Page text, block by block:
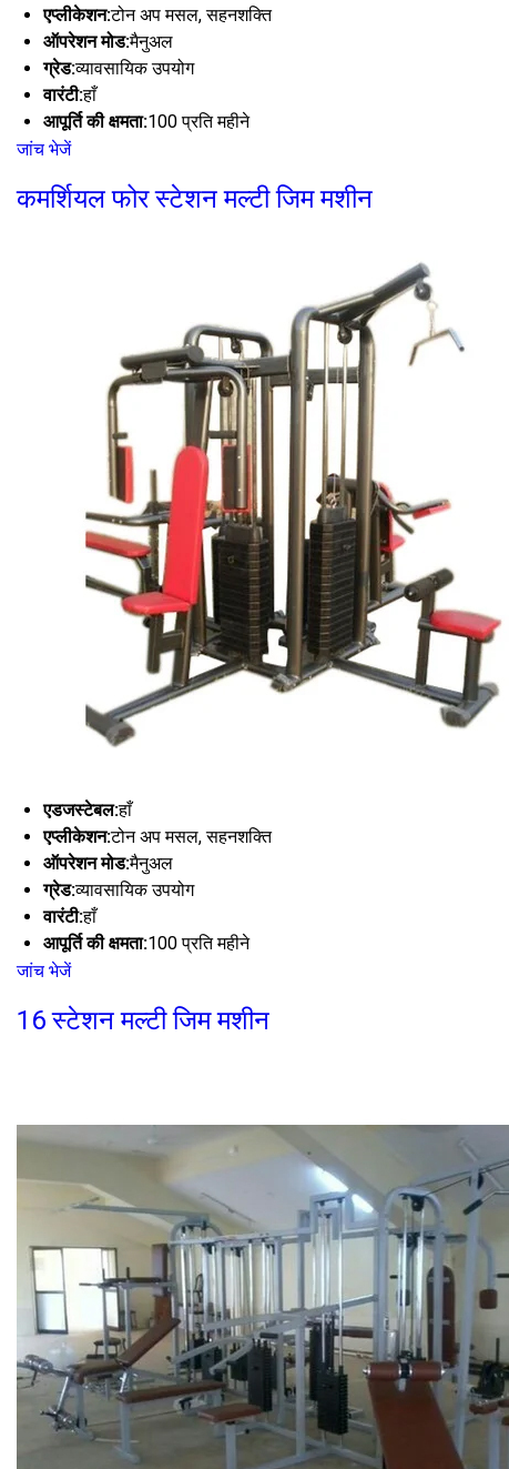
एप्लीकेशन:टोन अप मसल, सहनशक्ति
ऑपरेशन मोड:मैनुअल
ग्रेड:व्यावसायिक उपयोग
वारंटी:हाँ
आपूर्ति की क्षमता:100 प्रति महीने
जांच भेजें
कमर्शियल फोर स्टेशन मल्टी जिम मशीन
एडजस्टेबल:हाँ
एप्लीकेशन:टोन अप मसल, सहनशक्ति
ऑपरेशन मोड:मैनुअल
ग्रेड:व्यावसायिक उपयोग
वारंटी:हाँ
आपूर्ति की क्षमता:100 प्रति महीने
जांच भेजें
16 स्टेशन मल्टी जिम मशीन